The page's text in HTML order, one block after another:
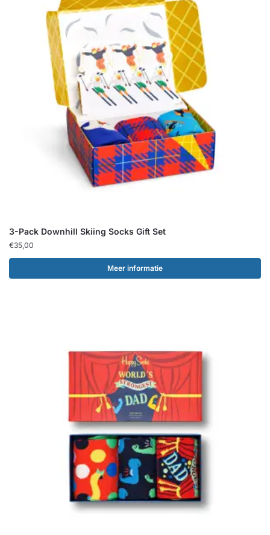
3-Pack Downhill Skiing Socks Gift Set
€35,00
Meer informatie